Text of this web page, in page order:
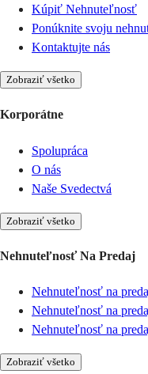
Kúpiť Nehnuteľnosť
Ponúknite svoju
Kontaktujte nás
Zobraziť všetko
Korporátne
Spolupráca
O nás
Naše Svedectvá
Zobraziť všetko
Nehnuteľnosť Na Predaj
Nehnuteľnosť na
Nehnuteľnosť na
Nehnuteľnosť na
Zobraziť všetko